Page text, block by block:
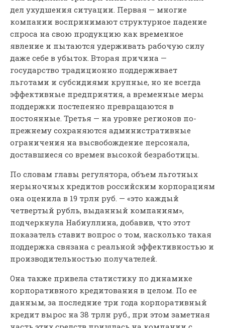
дел ухудшения ситуации. Первая — многие
компании воспринимают структурное падение
спроса на свою продукцию как временное
явление и пытаются удерживать рабочую силу
даже себе в убыток. Вторая причина —
государство традиционно поддерживает
льготами и субсидиями крупные, но не всегда
эффективные предприятия, а временные меры
поддержки постепенно превращаются в
постоянные. Третья — на уровне регионов по-
прежнему сохраняются административные
ограничения на высвобождение персонала,
доставшиеся со времен высокой безработицы.
По словам главы регулятора, объем льготных
нерыночных кредитов российским корпорациям
она оценила в 19 трлн руб. — «это каждый
четвертый рубль, выданный компаниям»,
подчеркнула Набиуллина, добавив, что этот
показатель ставит вопрос о том, насколько такая
поддержка связана с реальной эффективностью и
производительностью получателей.
Она также привела статистику по динамике
корпоративного кредитования в целом. По ее
данным, за последние три года корпоративный
кредит вырос на 38 трлн руб., при этом заметная